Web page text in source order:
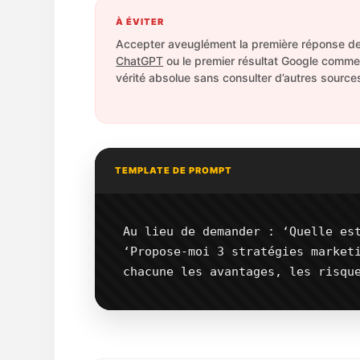
À ÉVITER
Accepter aveuglément la première réponse
ChatGPT ou le premier résultat Google
vérité absolue sans consulter d’autres
TEMPLATE DE PROMPT
Au lieu de demander : ‘Quelle
‘Propose-moi 3 stratégies
chacune les avantages, les